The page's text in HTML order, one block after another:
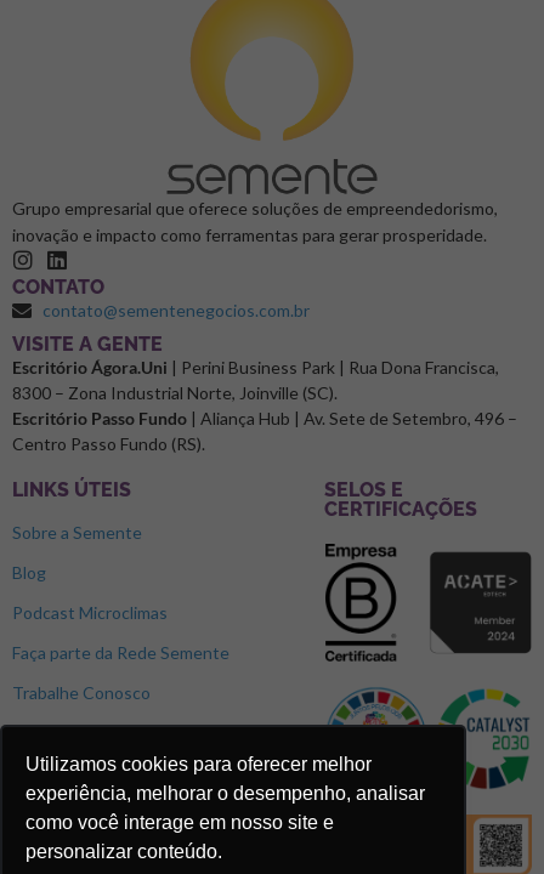
Utilizamos cookies para oferecer melhor
experiência, melhorar o desempenho, analisar
como você interage em nosso site e
personalizar conteúdo.
Grupo empresarial que oferece soluções de empreendedorismo,
inovação e impacto como ferramentas para gerar prosperidade.
CONTATO
contato@sementenegocios.com.br
⁠VISITE A GENTE
Escritório Ágora.Uni | Perini Business Park | Rua Dona Francisca,
8300 – Zona Industrial Norte, Joinville (SC).
Escritório Passo Fundo | Aliança Hub | Av. Sete de Setembro, 496 –
Centro Passo Fundo (RS).
LINKS ÚTEIS
Sobre a Semente
Blog
Podcast Microclimas
Faça parte da Rede Semente
Trabalhe Conosco
SELOS E
CERTIFICAÇÕES